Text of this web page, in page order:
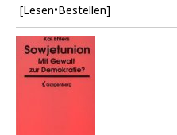
[Lesen•Bestellen]